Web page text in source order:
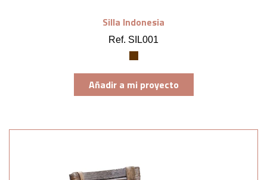
Silla Indonesia
Ref. SIL001
Añadir a mi proyecto